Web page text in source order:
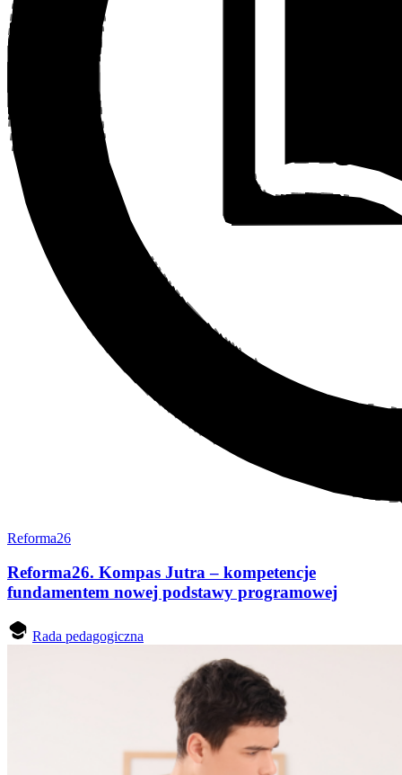
Reforma26
Reforma26. Kompas Jutra – kompetencje
fundamentem nowej podstawy programowej
Rada pedagogiczna